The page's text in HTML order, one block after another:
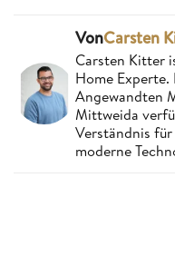
VonCarsten
Carsten Kitter
Home
Angewandten
Mittweida
Verständnis
moderne